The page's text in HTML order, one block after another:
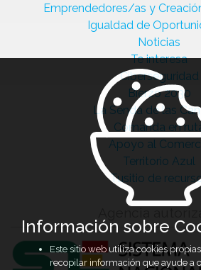
Emprendedores/as y
Igualdad de
Noticias
Te interesa
Ciberseguridad
Bierzo 2030
La Senda de las
Comanda en
Apoyo al
Territorio Azul
Tusitio de
Información sobre
Este sitio web utiliza cookies
recopilar información que ayude a